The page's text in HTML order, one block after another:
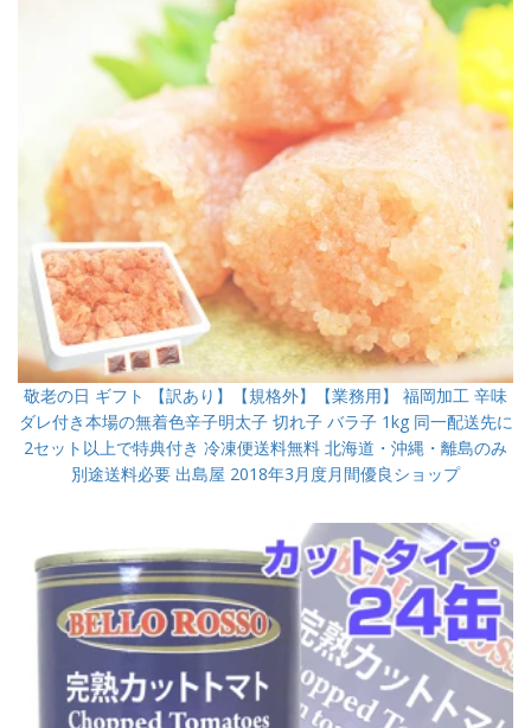
敬老の日 ギフト 【訳あり】【規格外】【業務用】 福岡加工 辛味
ダレ付き本場の無着色辛子明太子 切れ子 バラ子 1kg 同一配送先に
2セット以上で特典付き 冷凍便送料無料 北海道・沖縄・離島のみ
別途送料必要 出島屋 2018年3月度月間優良ショップ